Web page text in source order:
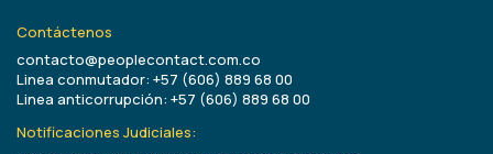
Contáctenos
contacto@peoplecontact.com.co
Linea conmutador: +57 (606) 889 68 00
Linea anticorrupción: +57 (606) 889 68 00
Notificaciones Judiciales: